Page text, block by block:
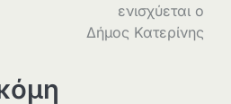
ενισχύεται ο
Δήμος Κατερίνης